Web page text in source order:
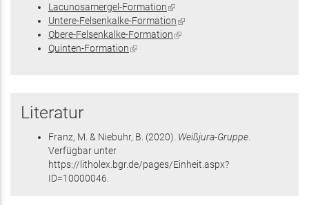
ist
extern)
Lacunosamergel-Formation(Link
ist
extern)
Untere-Felsenkalke-Formation(Link
ist
Obere-Felsenkalke-Formation(Link
Quinten-Formation(Link
Literatur
Franz, M. & Niebuhr, B. (2020). Weißjura-Gruppe.
Verfügbar unter
https://litholex.bgr.de/pages/Einheit.aspx?
ID=10000046.